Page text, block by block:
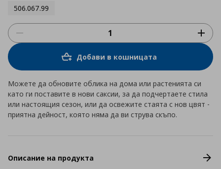
506.067.99
Добави в кошницата
Можете да обновите облика на дома или растенията си
като ги поставите в нови саксии, за да подчертаете стила
или настоящия сезон, или да освежите стаята с нов цвят -
приятна дейност, която няма да ви струва скъпо.
Описание на продукта